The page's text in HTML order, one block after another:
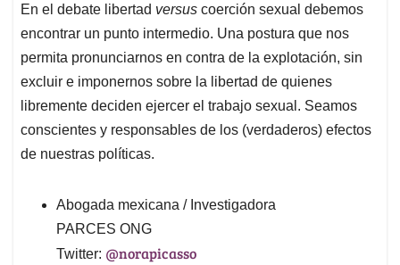
En el debate libertad versus coerción sexual debemos
encontrar un punto intermedio. Una postura que nos
permita pronunciarnos en contra de la explotación, sin
excluir e imponernos sobre la libertad de quienes
libremente deciden ejercer el trabajo sexual. Seamos
conscientes y responsables de los (verdaderos) efectos
de nuestras políticas.
Abogada mexicana / Investigadora
PARCES ONG
Twitter: @norapicasso